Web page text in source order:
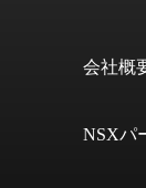
会社概
NSXパ